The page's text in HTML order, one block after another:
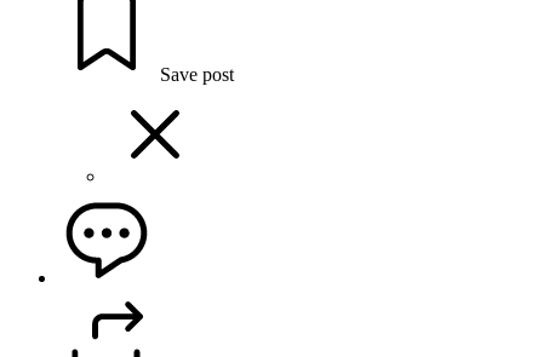
Save post